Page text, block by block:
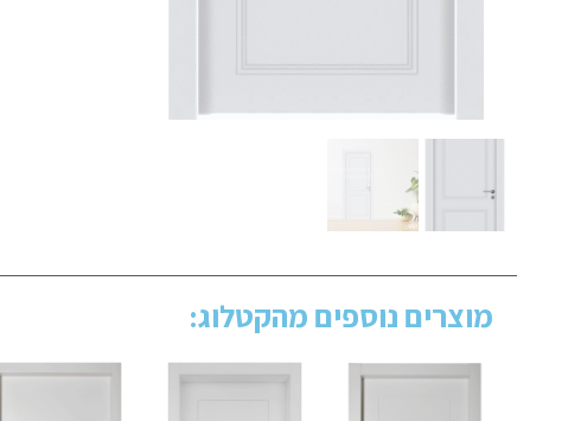
מוצרים נוספים מהקטלוג: